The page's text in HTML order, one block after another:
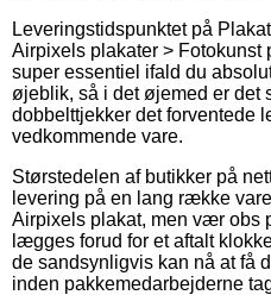
Leveringstidspunktet på
Airpixels plakater > Fotokunst
super essentiel ifald du
øjeblik, så i det øjemed er det
dobbelttjekker det forventede
vedkommende vare.
Størstedelen af butikker på
levering på en lang række
Airpixels plakat, men vær obs
lægges forud for et aftalt
de sandsynligvis kan nå at få
inden pakkemedarbejderne